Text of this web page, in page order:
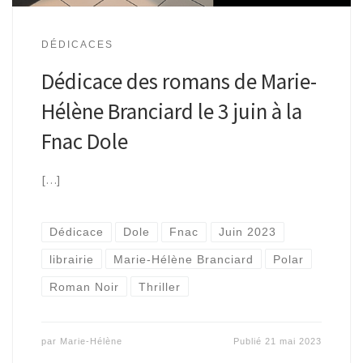
DÉDICACES
Dédicace des romans de Marie-
Hélène Branciard le 3 juin à la
Fnac Dole
[…]
Dédicace Dole Fnac Juin 2023
librairie Marie-Hélène Branciard Polar
Roman Noir Thriller
par Marie-Hélène Publié 21 mai 2023